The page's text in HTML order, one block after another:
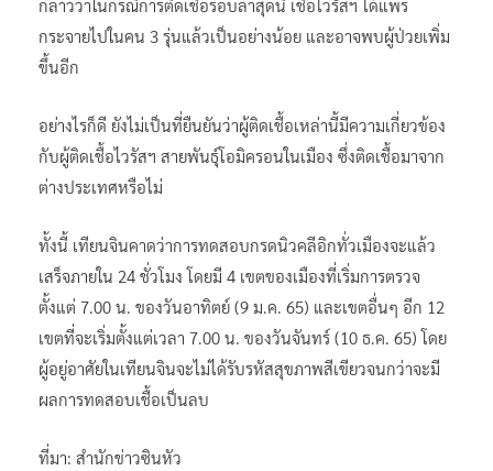
กล่าวว่าในกรณีการติดเชื้อรอบล่าสุดนี้ เชื้อไวรัสฯ ได้แพร่
กระจายไปในคน 3 รุ่นแล้วเป็นอย่างน้อย และอาจพบผู้ป่วยเพิ่ม
ขึ้นอีก
อย่างไรก็ดี ยังไม่เป็นที่ยืนยันว่าผู้ติดเชื้อเหล่านี้มีความเกี่ยวข้อง
กับผู้ติดเชื้อไวรัสฯ สายพันธุ์โอมิครอนในเมือง ซึ่งติดเชื้อมาจาก
ต่างประเทศหรือไม่
ทั้งนี้ เทียนจินคาดว่าการทดสอบกรดนิวคลีอิกทั่วเมืองจะแล้ว
เสร็จภายใน 24 ชั่วโมง โดยมี 4 เขตของเมืองที่เริ่มการตรวจ
ตั้งแต่ 7.00 น. ของวันอาทิตย์ (9 ม.ค. 65) และเขตอื่นๆ อีก 12
เขตที่จะเริ่มตั้งแต่เวลา 7.00 น. ของวันจันทร์ (10 ธ.ค. 65) โดย
ผู้อยู่อาศัยในเทียนจินจะไม่ได้รับรหัสสุขภาพสีเขียวจนกว่าจะมี
ผลการทดสอบเชื้อเป็นลบ
ที่มา: สำนักข่าวซินหัว